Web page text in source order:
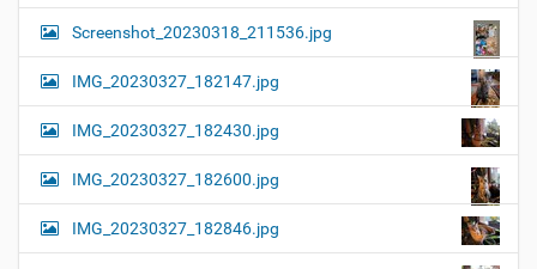
Screenshot_20230318_211536.jpg
IMG_20230327_182147.jpg
IMG_20230327_182430.jpg
IMG_20230327_182600.jpg
IMG_20230327_182846.jpg